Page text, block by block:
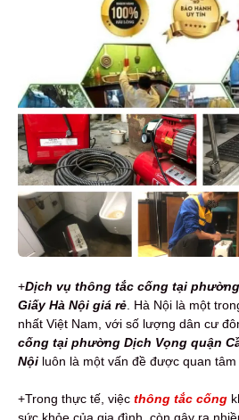
+Dịch vụ thông tắc cống tại
Giấy Hà Nội giá rẻ . Hà Nội là một
nhất Việt Nam, với số lượng dân cư
cống tại phường Dịch Vọng quận
Nội luôn là một vấn đề được quan tâm
+Trong thực tế, việc thông tắc cống
sức khỏe của gia đình, còn gây ra